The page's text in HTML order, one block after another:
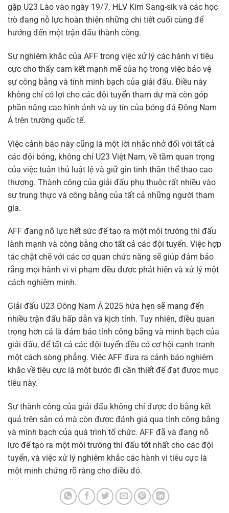
gặp U23 Lào vào ngày 19/7. HLV Kim Sang-sik và các học
trò đang nỗ lực hoàn thiện những chi tiết cuối cùng để
hướng đến một trận đấu thành công.
Sự nghiêm khắc của AFF trong việc xử lý các hành vi tiêu
cực cho thấy cam kết mạnh mẽ của họ trong việc bảo vệ
sự công bằng và tính minh bạch của giải đấu. Điều này
không chỉ có lợi cho các đội tuyển tham dự mà còn góp
phần nâng cao hình ảnh và uy tín của bóng đá Đông Nam
Á trên trường quốc tế.
Việc cảnh báo này cũng là một lời nhắc nhở đối với tất cả
các đội bóng, không chỉ U23 Việt Nam, về tầm quan trọng
của việc tuân thủ luật lệ và giữ gìn tinh thần thể thao cao
thượng. Thành công của giải đấu phụ thuộc rất nhiều vào
sự trung thực và công bằng của tất cả những người tham
gia.
AFF đang nỗ lực hết sức để tạo ra một môi trường thi đấu
lành mạnh và công bằng cho tất cả các đội tuyển. Việc hợp
tác chặt chẽ với các cơ quan chức năng sẽ giúp đảm bảo
rằng mọi hành vi vi phạm đều được phát hiện và xử lý một
cách nghiêm minh.
Giải đấu U23 Đông Nam Á 2025 hứa hẹn sẽ mang đến
nhiều trận đấu hấp dẫn và kịch tính. Tuy nhiên, điều quan
trọng hơn cả là đảm bảo tính công bằng và minh bạch của
giải đấu, để tất cả các đội tuyển đều có cơ hội cạnh tranh
một cách sòng phẳng. Việc AFF đưa ra cảnh báo nghiêm
khắc về tiêu cực là một bước đi cần thiết để đạt được mục
tiêu này.
Sự thành công của giải đấu không chỉ được đo bằng kết
quả trên sân cỏ mà còn được đánh giá qua tính công bằng
và minh bạch của quá trình tổ chức. AFF đã và đang nỗ
lực để tạo ra một môi trường thi đấu tốt nhất cho các đội
tuyển, và việc xử lý nghiêm khắc các hành vi tiêu cực là
một minh chứng rõ ràng cho điều đó.